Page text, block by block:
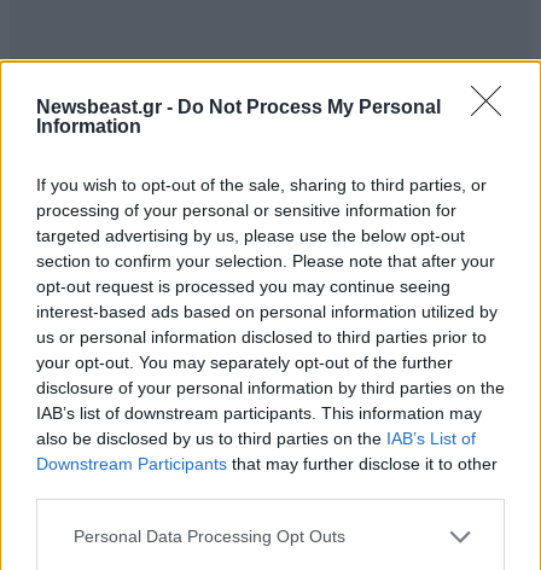
Newsbeast.gr - Do Not Process My Personal
Information
If you wish to opt-out of the sale, sharing to third parties, or
processing of your personal or sensitive information for
targeted advertising by us, please use the below opt-out
section to confirm your selection. Please note that after your
opt-out request is processed you may continue seeing
interest-based ads based on personal information utilized by
us or personal information disclosed to third parties prior to
your opt-out. You may separately opt-out of the further
disclosure of your personal information by third parties on the
IAB’s list of downstream participants. This information may
also be disclosed by us to third parties on the IAB’s List of
Downstream Participants that may further disclose it to other
Please note that this website/app uses one or more Google
Personal Data Processing Opt Outs